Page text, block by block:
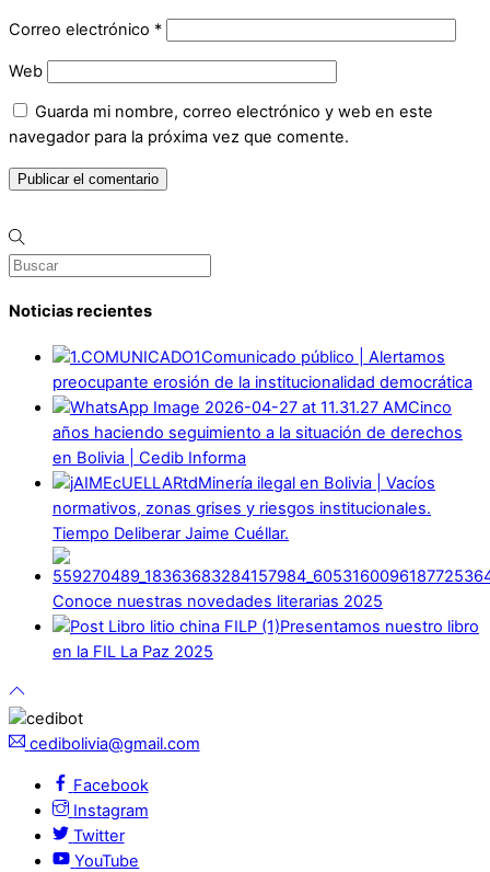
Correo electrónico *
Web
Guarda mi nombre, correo electrónico y web en este
navegador para la próxima vez que comente.
Noticias recientes
Comunicado público | Alertamos
preocupante erosión de la institucionalidad democrática
Cinco
años haciendo seguimiento a la situación de derechos
en Bolivia | Cedib Informa
Minería ilegal en Bolivia | Vacíos
normativos, zonas grises y riesgos institucionales.
Tiempo Deliberar Jaime Cuéllar.
Conoce nuestras novedades literarias 2025
Presentamos nuestro libro
en la FIL La Paz 2025
cedibolivia@gmail.com
Facebook
Instagram
Twitter
YouTube